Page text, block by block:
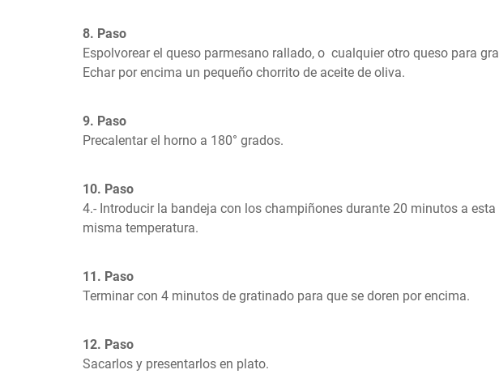
8. Paso
Espolvorear el queso parmesano rallado, o  cualquier otro queso para
Echar por encima un pequeño chorrito de aceite de oliva.
9. Paso
Precalentar el horno a 180° grados.
10. Paso
4.- Introducir la bandeja con los champiñones durante 20 minutos a esta
misma temperatura.
11. Paso
Terminar con 4 minutos de gratinado para que se doren por encima.
12. Paso
Sacarlos y presentarlos en plato.